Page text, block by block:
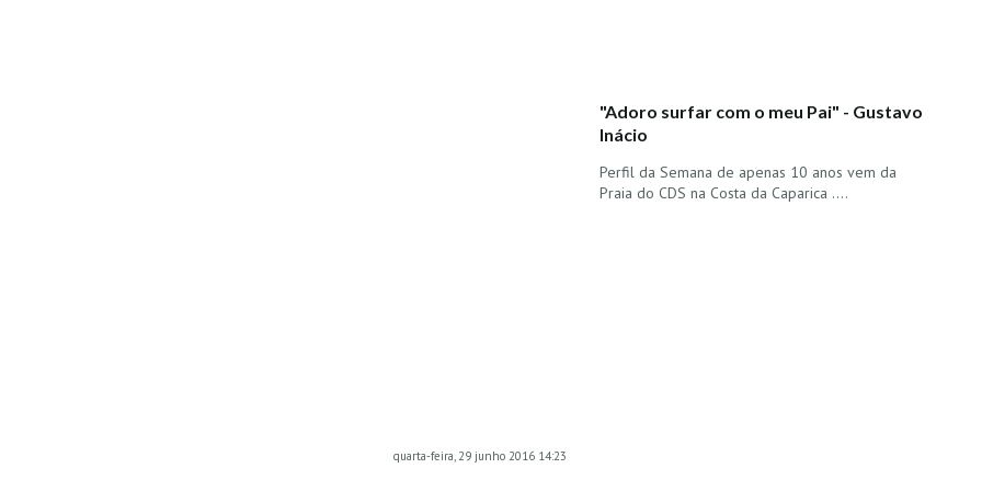
quarta-feira, 29 junho 2016 14:23
"Adoro surfar com o meu Pai" - Gustavo
Inácio
Perfil da Semana de apenas 10 anos vem da
Praia do CDS na Costa da Caparica ....